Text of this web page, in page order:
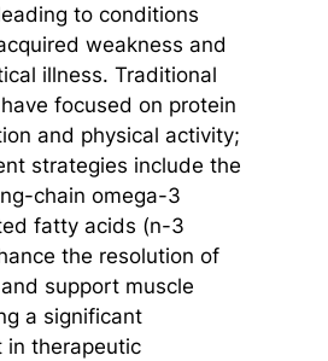
to conditions
weakness and
illness. Traditional
focused on protein
and physical activity;
strategies include the
chain omega-3
fatty acids (n-3
the resolution of
support muscle
a significant
in therapeutic